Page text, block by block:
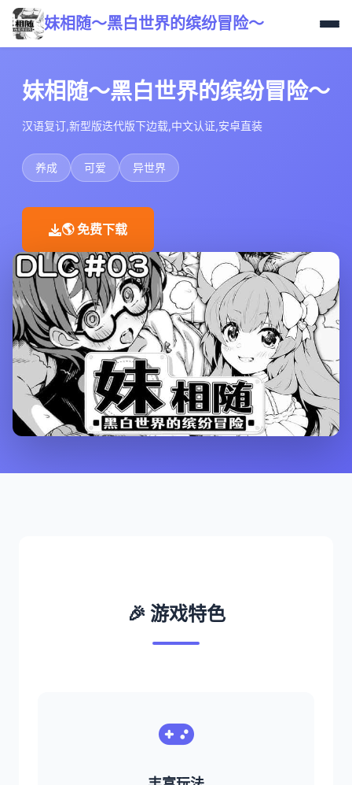
妹相随～黑白世界的缤纷冒险～
妹相随～黑白世界的缤纷冒险～
汉语复订,新型版迭代版下边载,中文认证,安卓直装
养成 可爱 异世界
🌎 免费下载
🎉 游戏特色